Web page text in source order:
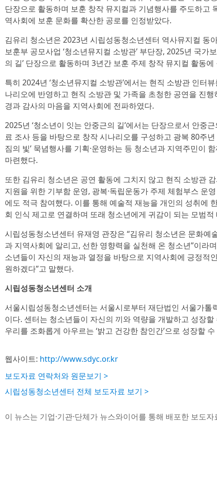
단장으로 활동하며 보훈 창작 뮤지컬과 기념행사를 주도하고
역사회에 보훈 문화를 확산한 공로를 인정받았다.
김유리 청소년은 2023년 시립성동청소년센터 역사뮤지컬 동
보훈부 공모사업 ‘청소년뮤지컬 소방관’ 부단장, 2025년 국가
의 길’ 단장으로 활동하며 3년간 보훈 주제 창작 뮤지컬 활동
특히 2024년 ‘청소년뮤지컬 소방관’에서는 현직 소방관 인터
나리오에 반영하고 현직 소방관 및 가족을 초청한 공연을 진
경과 감사의 마음을 지역사회에 전파하였다.
2025년 ‘청소년이 잇는 안중근의 길’에서는 단장으로서 안중
료 조사 등을 바탕으로 창작 시나리오를 구성하고 광복 80주
짐의 빛’ 묵념행사를 기획·운영하는 등 청소년과 지역주민이
마련했다.
또한 김유리 청소년은 공연 활동에 그치지 않고 현직 소방관
지원을 위한 기부함 운영, 광복·독립운동가 주제 체험부스 운
에도 적극 참여했다. 이를 통해 예술적 재능을 개인의 성취에
회 인식 제고로 연결하며 또래 청소년에게 귀감이 되는 모범
시립성동청소년센터 유재영 관장은 “김유리 청소년은 문화예
과 지역사회에 알리고, 선한 영향력을 실천해 온 청소년”이라
소년들이 자신의 재능과 열정을 바탕으로 지역사회에 긍정적
원하겠다”고 말했다.
시립성동청소년센터 소개
서울시립성동청소년센터는 서울시로부터 재단법인 서울가
이다. 센터는 청소년들이 자신의 끼와 역량을 개발하고 성장
우리를 조화롭게 아우르는 ‘밝고 건강한 참인간’으로 성장할
웹사이트: http://www.sdyc.or.kr
보도자료 연락처와 원문보기 >
시립성동청소년센터 전체 보도자료 보기 >
이 뉴스는 기업·기관·단체가 뉴스와이어를 통해 배포한 보도